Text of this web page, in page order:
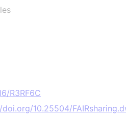
R3RF6C
10.25504/